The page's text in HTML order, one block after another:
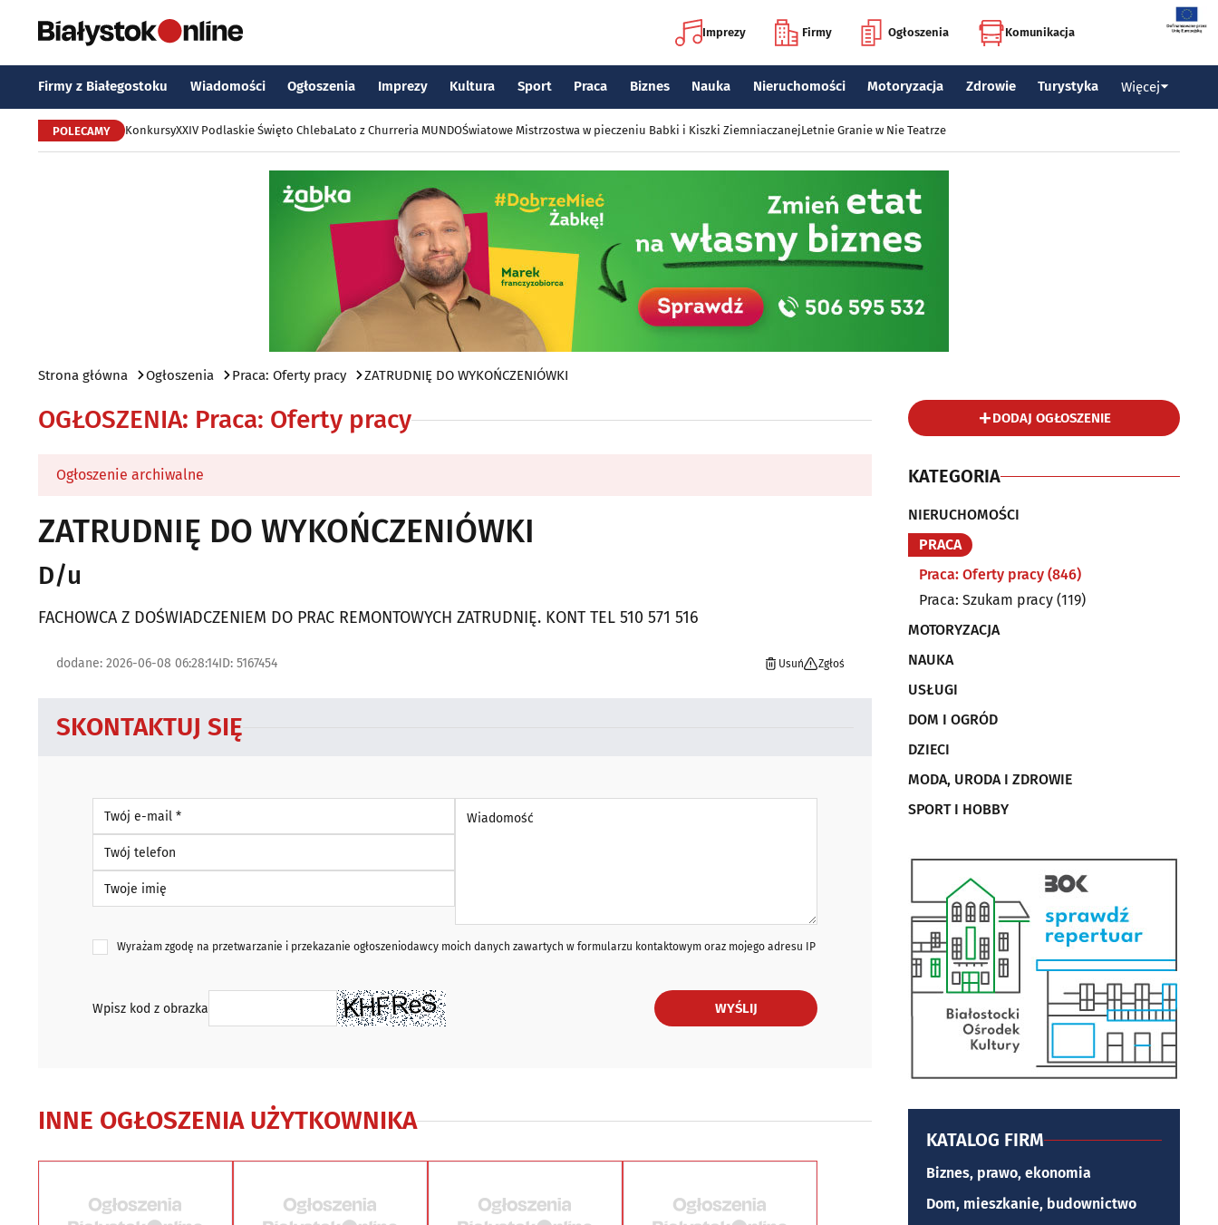
Imprezy Firmy Ogłoszenia Komunikacja
Firmy z Białegostoku Wiadomości Ogłoszenia Imprezy Kultura Sport Praca Biznes Nauka Nieruchomości Motoryzacja Zdrowie Turystyka Więcej
POLECAMY KonkursyXXIV Podlaskie Święto ChlebaLato z Churreria MUNDOŚwiatowe Mistrzostwa w pieczeniu Babki i Kiszki ZiemniaczanejLetnie Granie w Nie Teatrze
Strona główna Ogłoszenia Praca: Oferty pracy ZATRUDNIĘ DO WYKOŃCZENIÓWKI
OGŁOSZENIA: Praca: Oferty pracy
Ogłoszenie archiwalne
ZATRUDNIĘ DO WYKOŃCZENIÓWKI
D/u
FACHOWCA Z DOŚWIADCZENIEM DO PRAC REMONTOWYCH ZATRUDNIĘ. KONT TEL 510 571 516
dodane: 2026-06-08 06:28:14ID: 5167454 Usuń Zgłoś
SKONTAKTUJ SIĘ
Wyrażam zgodę na przetwarzanie i przekazanie ogłoszeniodawcy moich danych zawartych w formularzu kontaktowym oraz mojego adresu IP
Wpisz kod z obrazka WYŚLIJ
INNE OGŁOSZENIA UŻYTKOWNIKA
DODAJ OGŁOSZENIE
KATEGORIA
NIERUCHOMOŚCI
PRACA
Praca: Oferty pracy (846)
Praca: Szukam pracy (119)
MOTORYZACJA
NAUKA
USŁUGI
DOM I OGRÓD
DZIECI
MODA, URODA I ZDROWIE
SPORT I HOBBY
KATALOG FIRM
Biznes, prawo, ekonomia
Dom, mieszkanie, budownictwo